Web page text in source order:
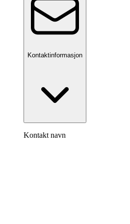
Kontaktinformasjon
Kontakt navn